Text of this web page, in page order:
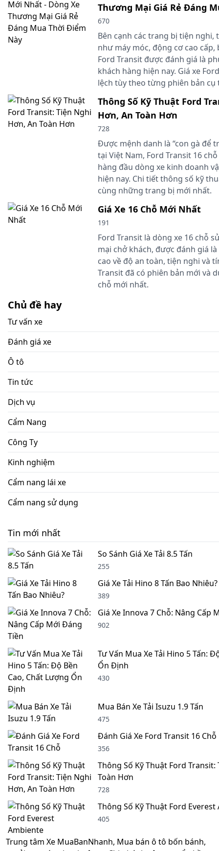
Thương Mại Giá Rẻ Đáng
670
Bên cạnh các trang bị tiện
như máy móc, động cơ cao cấp,
Ford Transit được đánh giá là
khách hàng hiện nay. Giá xe
lệch tùy theo từng phiên bản cụ
Thông Số Kỹ Thuật Ford
Hơn, An Toàn Hơn
728
Được mệnh danh là “con gà để
tại Việt Nam, Ford Transit 16
hàng đầu dòng xe kinh doanh
hiện nay. Chi tiết thông số kỹ
cùng những trang bị mới nhất.
Giá Xe 16 Chỗ Mới Nhất
191
Ford Transit là dòng xe 16 chỗ
mại chở khách, được đánh giá
cao về độ an toàn, tiện nghi và
Transit đã có phiên bản mới và
chỗ mới nhất.
Chủ đề hay
Tư vấn xe
Đánh giá xe
Ô tô
Tin tức
Dịch vụ
Cẩm Nang
Công Ty
Kinh nghiệm
Cẩm nang lái xe
Cẩm nang sử dụng
Tin mới nhất
So Sánh Giá Xe Tải 8.5 Tấn
255
Giá Xe Tải Hino 8 Tấn Bao Nhiêu?
389
Giá Xe Innova 7 Chỗ: Nâng Cấp
902
Tư Vấn Mua Xe Tải Hino 5 Tấn:
Ổn Định
430
Mua Bán Xe Tải Isuzu 1.9 Tấn
475
Đánh Giá Xe Ford Transit 16 Chỗ
356
Thông Số Kỹ Thuật Ford Transit:
Toàn Hơn
728
Thông Số Kỹ Thuật Ford
405
Trung tâm Xe MuaBanNhanh, Mua bán ô tô bốn bánh,